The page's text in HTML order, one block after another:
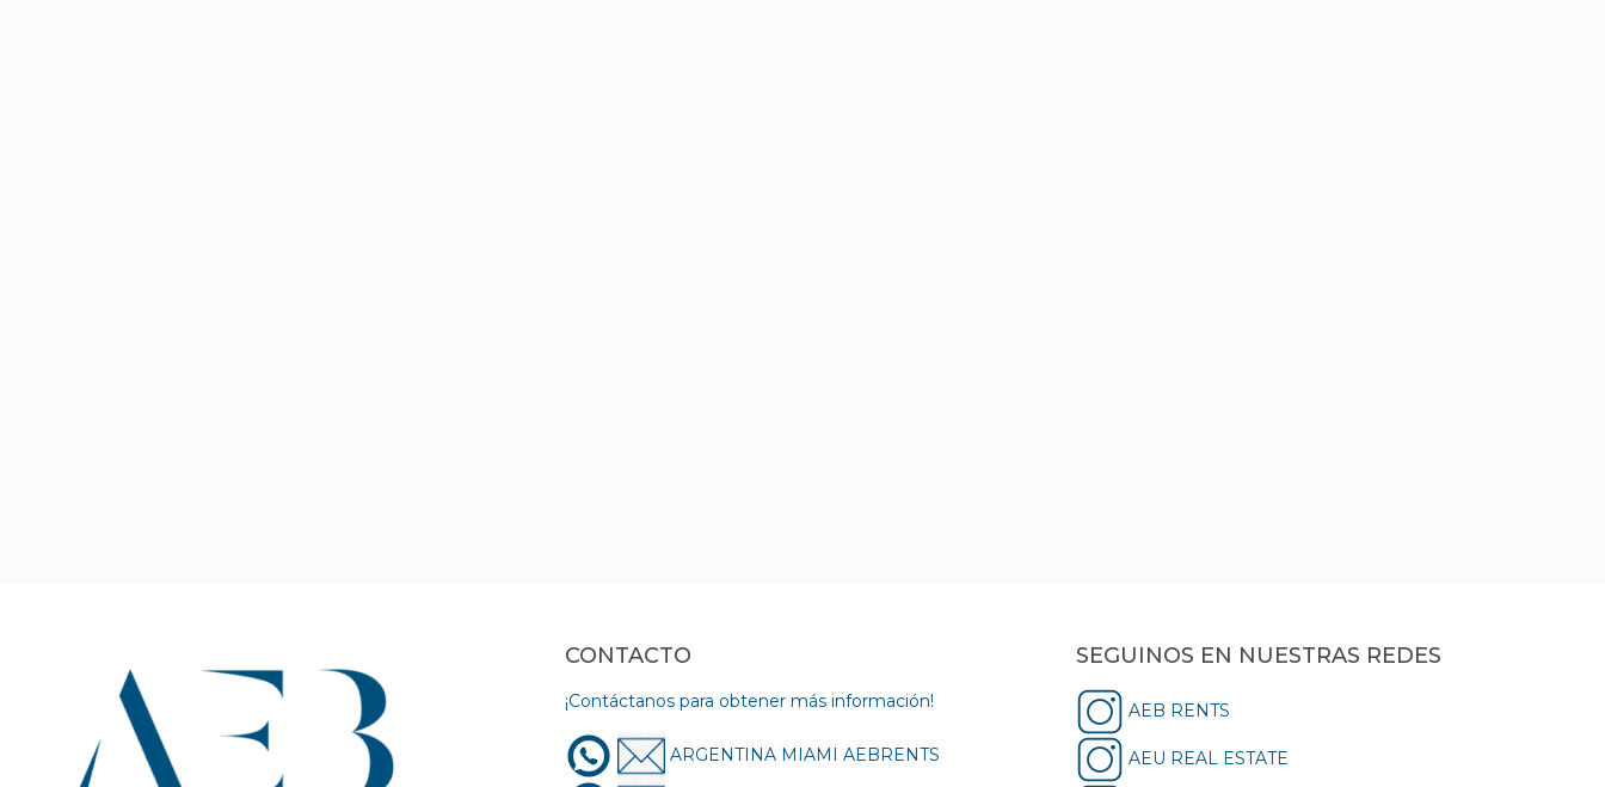
CONTACTO
¡Contáctanos para obtener más información!
ARGENTINA MIAMI AEBRENTS
SEGUINOS EN NUESTRAS REDES
AEB RENTS
AEU REAL ESTATE